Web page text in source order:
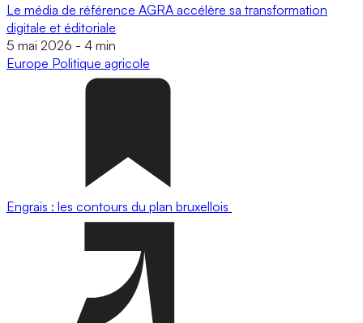
Le média de référence AGRA accélère sa transformation
digitale et éditoriale
5 mai 2026 - 4 min
Europe Politique agricole
Engrais : les contours du plan bruxellois